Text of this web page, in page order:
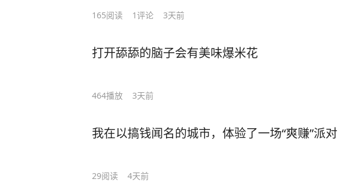
165阅读 1评论 3天前
打开舔舔的脑子会有美味爆米花
464播放 3天前
我在以搞钱闻名的城市，体验了一场“爽赚”派对
29阅读 4天前